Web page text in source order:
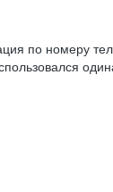
по номеру